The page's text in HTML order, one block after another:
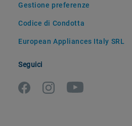
Gestione preferenze
Codice di Condotta
European Appliances Italy SRL
Seguici